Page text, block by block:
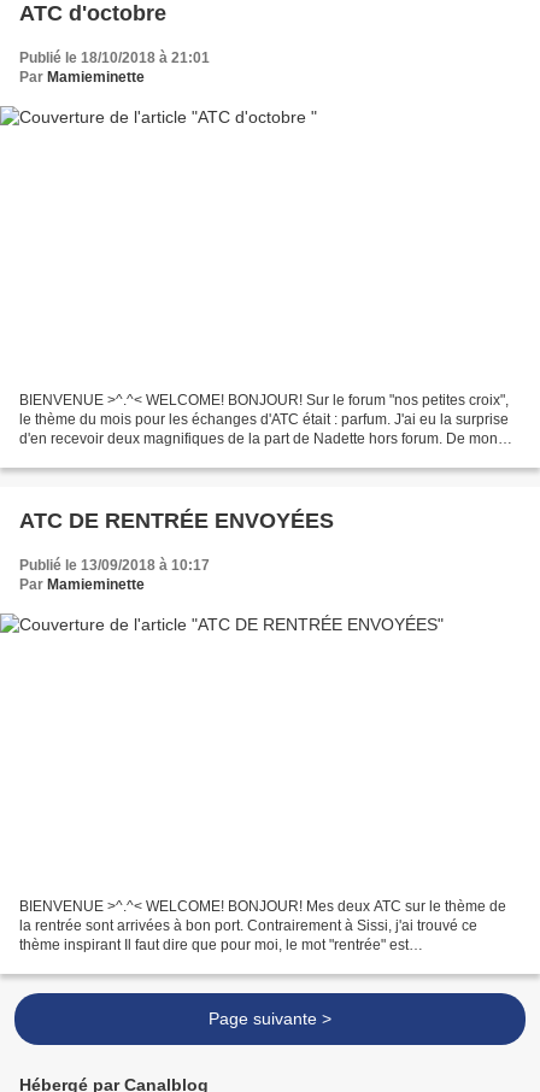
ATC d'octobre
Publié le 18/10/2018 à 21:01
Par Mamieminette
BIENVENUE >^.^< WELCOME! BONJOUR! Sur le forum "nos petites croix",
le thème du mois pour les échanges d'ATC était : parfum. J'ai eu la surprise
d'en recevoir deux magnifiques de la part de Nadette hors forum. De mon
ATC DE RENTRÉE ENVOYÉES
Publié le 13/09/2018 à 10:17
Par Mamieminette
BIENVENUE >^.^< WELCOME! BONJOUR! Mes deux ATC sur le thème de
la rentrée sont arrivées à bon port. Contrairement à Sissi, j'ai trouvé ce
thème inspirant Il faut dire que pour moi, le mot "rentrée" est
Page suivante >
Hébergé par Canalblog